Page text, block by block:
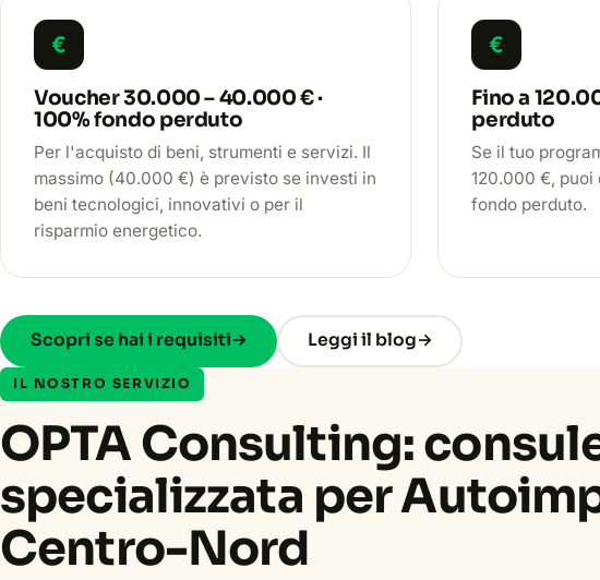
€
Voucher 30.000 – 40.000 € ·
100% fondo perduto
Per l'acquisto di beni, strumenti e servizi. Il
massimo (40.000 €) è previsto se investi in
beni tecnologici, innovativi o per il
risparmio energetico.
€
Fino a
perduto
Se il tuo
120.000 €,
fondo perduto.
Scopri se hai i requisiti→ Leggi il blog→
IL NOSTRO SERVIZIO
OPTA Consulting:
specializzata per
Centro-Nord